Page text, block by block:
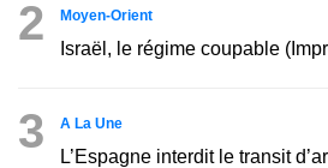
2 Moyen-Orient
Israël, le régime coupable
3 A La Une
L’Espagne interdit le transit